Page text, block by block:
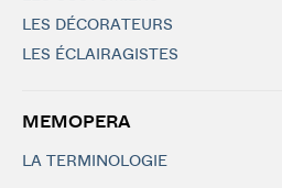
LES DÉCORATEURS
LES ÉCLAIRAGISTES
MEMOPERA
LA TERMINOLOGIE